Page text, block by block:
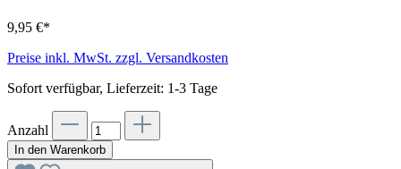
9,95 €*
Preise inkl. MwSt. zzgl. Versandkosten
Sofort verfügbar, Lieferzeit: 1-3 Tage
Anzahl
In den Warenkorb